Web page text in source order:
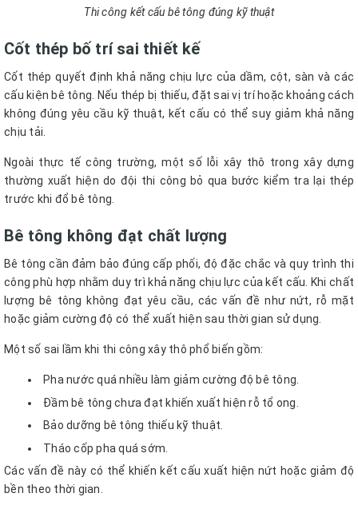
Thi công kết cấu bê tông đúng kỹ thuật
Cốt thép bố trí sai thiết kế
Cốt thép quyết định khả năng chịu lực của dầm, cột, sàn và các
cấu kiện bê tông. Nếu thép bị thiếu, đặt sai vị trí hoặc khoảng cách
không đúng yêu cầu kỹ thuật, kết cấu có thể suy giảm khả năng
chịu tải.
Ngoài thực tế công trường, một số lỗi xây thô trong xây dựng
thường xuất hiện do đội thi công bỏ qua bước kiểm tra lại thép
trước khi đổ bê tông.
Bê tông không đạt chất lượng
Bê tông cần đảm bảo đúng cấp phối, độ đặc chắc và quy trình thi
công phù hợp nhằm duy trì khả năng chịu lực của kết cấu. Khi chất
lượng bê tông không đạt yêu cầu, các vấn đề như nứt, rỗ mặt
hoặc giảm cường độ có thể xuất hiện sau thời gian sử dụng.
Một số sai lầm khi thi công xây thô phổ biến gồm:
Pha nước quá nhiều làm giảm cường độ bê tông.
Đầm bê tông chưa đạt khiến xuất hiện rỗ tổ ong.
Bảo dưỡng bê tông thiếu kỹ thuật.
Tháo cốp pha quá sớm.
Các vấn đề này có thể khiến kết cấu xuất hiện nứt hoặc giảm độ
bền theo thời gian.